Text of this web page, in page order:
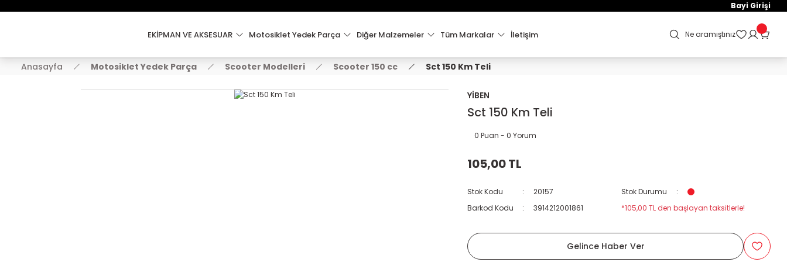
2000 TL VE ÜZERİ KARGO ÜCRETSİZ !
Bayi Girişi
EKİPMAN VE AKSESUAR Motosiklet Yedek Parça Diğer Malzemeler Tüm Markalar İletişim Ne aramıştınız
Anasayfa Motosiklet Yedek Parça Scooter Modelleri Scooter 150 cc Sct 150 Km Teli
YİBEN
Sct 150 Km Teli
0 Puan - 0 Yorum
105,00 TL
Stok Kodu 20157
Stok Durumu
Barkod Kodu
3914212001861 *105,00 TL den başlayan taksitlerle!
Gelince Haber Ver